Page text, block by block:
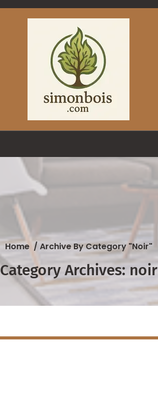
Home/ Archive By Category "noir"
Category Archives: noir